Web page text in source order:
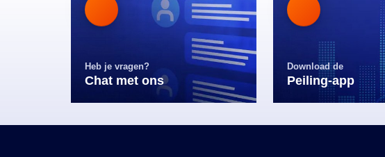
Heb je vragen?
Chat met ons
Download de
Peiling-app